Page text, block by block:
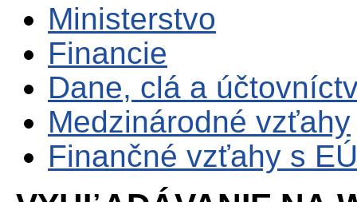
Ministerstvo
Financie
Dane, clá a
Medzinárodné vzťahy
Finančné vzťahy s EÚ